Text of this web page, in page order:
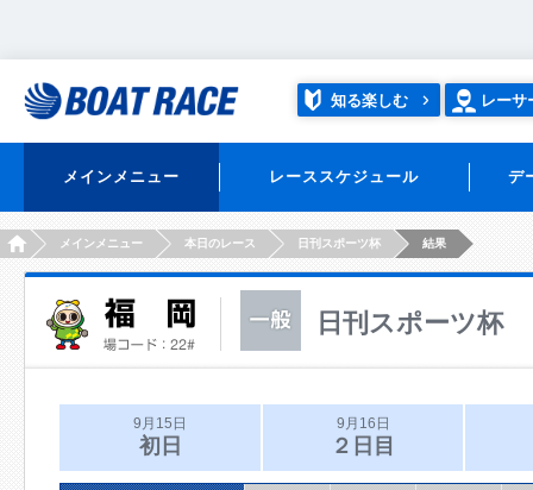
知る楽しむ レーサ
メインメニュー レーススケジュール デ
HOMEメインメニュー 本日のレース 日刊スポーツ杯 結果
日刊スポーツ杯
9月15日
初日
9月16日
２日目